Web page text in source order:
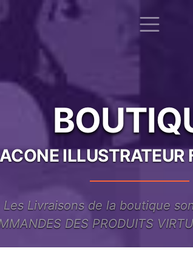
A Propos Clients
ILLUSTRATEUR
Les Livraisons de la boutique
DES PRODUITS